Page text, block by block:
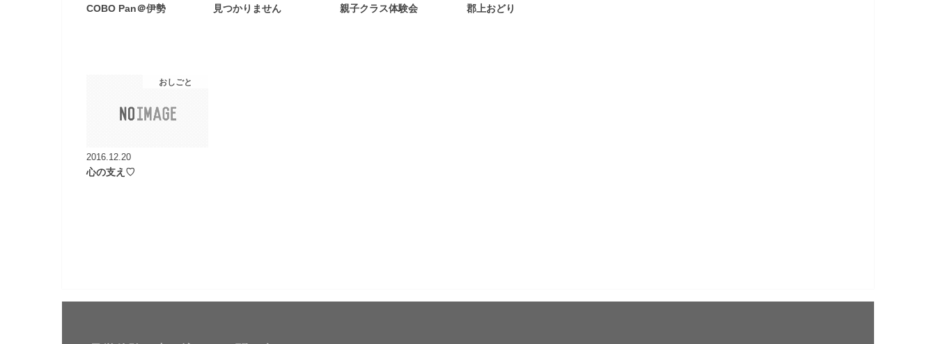
COBO Pan＠伊勢 見つかりません 親子クラス体験会 郡上おどり
おしごと
2016.12.20
心の支え♡